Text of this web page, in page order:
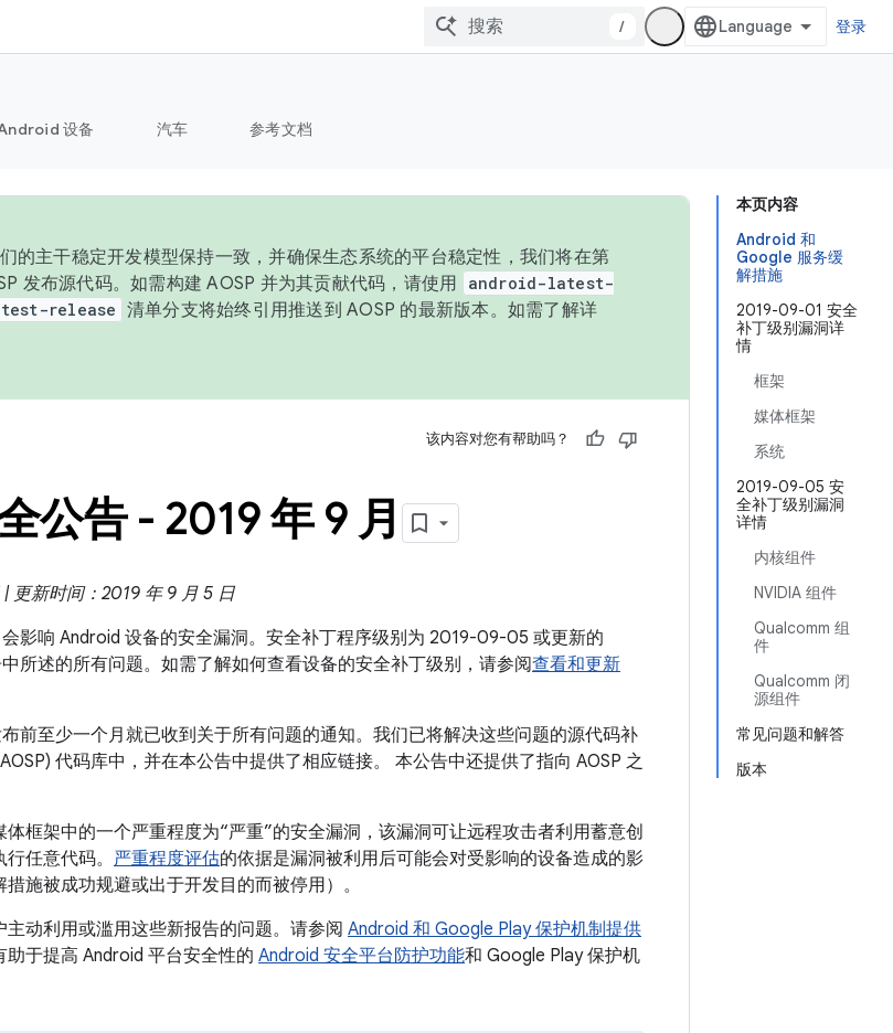
/ 登录
设备 汽车 参考文档
本页内容
Android 和
Google 服务缓
解措施
2019-09-01 安全
补丁级别漏洞详
情
框架
媒体框架
系统
2019-09-05 安
全补丁级别漏洞
详情
内核组件
NVIDIA 组件
Qualcomm 组
件
Qualcomm 闭
源组件
常见问题和解答
版本
的主干稳定开发模型保持一致，并确保生态系统的平台稳定性，我们将在第
发布源代码。如需构建 AOSP 并为其贡献代码，请使用
android-latest-
release 清单分支将始终引用推送到 AOSP 的最新版本。如需了解详
该内容对您有帮助吗？
公告 - 2019 年 9 月
更新时间：2019 年 9 月 5 日
影响 Android 设备的安全漏洞。安全补丁程序级别为 2019-09-05 或更新的
所述的所有问题。如需了解如何查看设备的安全补丁级别，请参阅查看和更新
前至少一个月就已收到关于所有问题的通知。我们已将解决这些问题的源代码补
代码库中，并在本公告中提供了相应链接。 本公告中还提供了指向 AOSP 之
框架中的一个严重程度为“严重”的安全漏洞，该漏洞可让远程攻击者利用蓄意创
任意代码。 严重程度评估的依据是漏洞被利用后可能会对受影响的设备造成的影
施被成功规避或出于开发目的而被停用）。
动利用或滥用这些新报告的问题。请参阅 Android 和 Google Play 保护机制提供
助于提高 Android 平台安全性的 Android 安全平台防护功能和 Google Play 保护机